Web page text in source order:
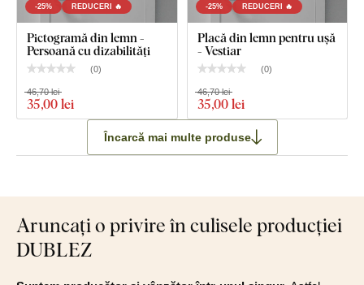
-25% REDUCERI 🔥
Pictogramă din lemn -
Persoană cu dizabilități
(0)
35,00 lei
46,70 lei
-25% REDUCERI 🔥
Placă din lemn pentru ușă
- Vestiar
(0)
35,00 lei
46,70 lei
Încarcă mai multe produse
Aruncați o privire în culisele producției
DUBLEZ